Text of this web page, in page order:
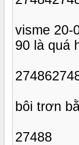
visme 20-
90 là quá
bôi trơn
27488